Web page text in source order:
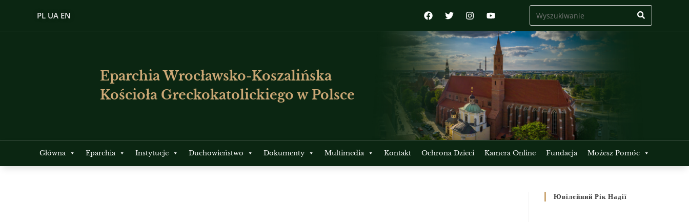
PL UA EN
Eparchia Wrocławsko-Koszalińska
Kościoła Greckokatolickiego w Polsce
Główna Eparchia Instytucje Duchowieństwo Dokumenty Multimedia Kontakt Ochrona Dzieci Kamera Online Fundacja Możesz Pomóc
Ювілейний Рік Надії